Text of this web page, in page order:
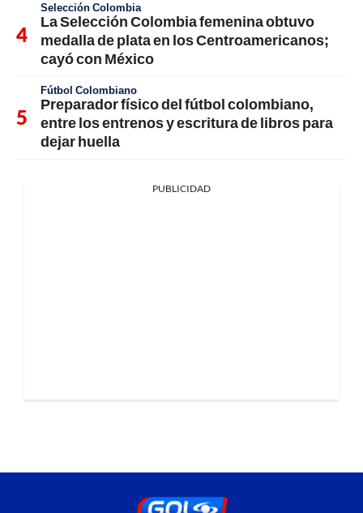
Selección Colombia
La Selección Colombia femenina obtuvo
medalla de plata en los Centroamericanos;
cayó con México
Fútbol Colombiano
Preparador físico del fútbol colombiano,
entre los entrenos y escritura de libros para
dejar huella
PUBLICIDAD